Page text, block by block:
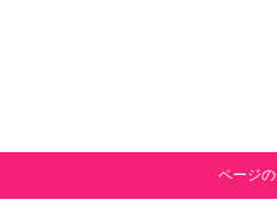
ページ